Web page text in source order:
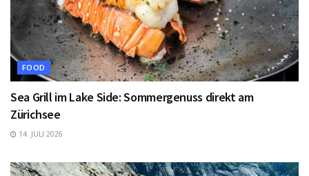
FOOD
Sea Grill im Lake Side: Sommergenuss direkt am
Zürichsee
14. JULI 2026